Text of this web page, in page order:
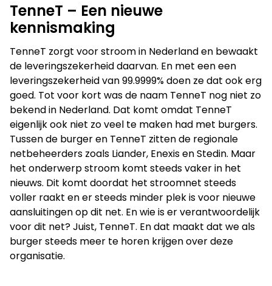
Op zoek naar een oplossing voor
jouw vraagstuk?
Neem contact op
Je kunt ook bellen of mailen
info@bigfish.nl 040 - 84 34 090
Eindhoven
Vonderweg 26
5616 RM, Eindhoven
040 - 84 34 090
Amsterdam
Boeing Avenue 245
1119 PD, Schiphol-Rijk
020 - 26 15 680
TenneT – Een nieuwe
kennismaking
TenneT zorgt voor stroom in Nederland en bewaakt
de leveringszekerheid daarvan. En met een een
leveringszekerheid van 99.9999% doen ze dat ook erg
goed. Tot voor kort was de naam TenneT nog niet zo
bekend in Nederland. Dat komt omdat TenneT
eigenlijk ook niet zo veel te maken had met burgers.
Tussen de burger en TenneT zitten de regionale
netbeheerders zoals Liander, Enexis en Stedin. Maar
het onderwerp stroom komt steeds vaker in het
nieuws. Dit komt doordat het stroomnet steeds
voller raakt en er steeds minder plek is voor nieuwe
aansluitingen op dit net. En wie is er verantwoordelijk
voor dit net? Juist, TenneT. En dat maakt dat we als
burger steeds meer te horen krijgen over deze
organisatie.